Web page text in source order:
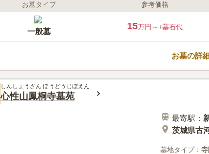
ライフドッ
も
に授
家
く
車で
お墓タイプ 参考価格
一般墓
15万円～+墓石代
お墓の詳
しんしょうざん ほうどうじぼえん
心性山鳳桐寺墓苑
最寄駅：
茨城県古
墓地タイプ：